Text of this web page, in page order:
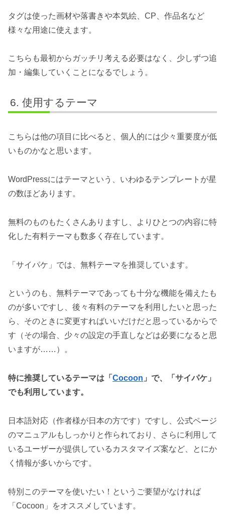
タグは使った画材や落書きや本気絵、CP、作品名など
様々な用途に使えます。
こちらも最初からガッチリ考える必要はなく、少しずつ追
加・編集していくことになるでしょう。
使用するテーマ
こちらは他の項目に比べると、個人的には少々重要度が低
いものかなと思います。
WordPressにはテーマという、いわゆるテンプレートが星
の数ほどあります。
無料のものもたくさんありますし、よりひとつの内容に特
化した有料テーマも数多く存在しています。
「サイパケ」では、無料テーマを推奨しています。
というのも、無料テーマであっても十分な機能を備えたも
のが多いですし、後々有料のテーマを利用したいと思った
ら、そのときに変更すればいいだけだと思っているからで
す（その場合、少々の設定の手直しなどは必要になると思
いますが……）。
特に推奨しているテーマは「 Cocoon 」で、「サイパケ」
でも利用しています。
日本語対応（作者様が日本の方です）ですし、公式ページ
のマニュアルもしっかりと作られており、さらに利用して
いるユーザーが提供しているカスタマイズ案など、とにか
く情報が多いからです。
特別このテーマを使いたい！というご要望がなければ
「Cocoon」をオススメしています。